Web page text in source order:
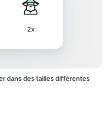
2x
dans des tailles différentes